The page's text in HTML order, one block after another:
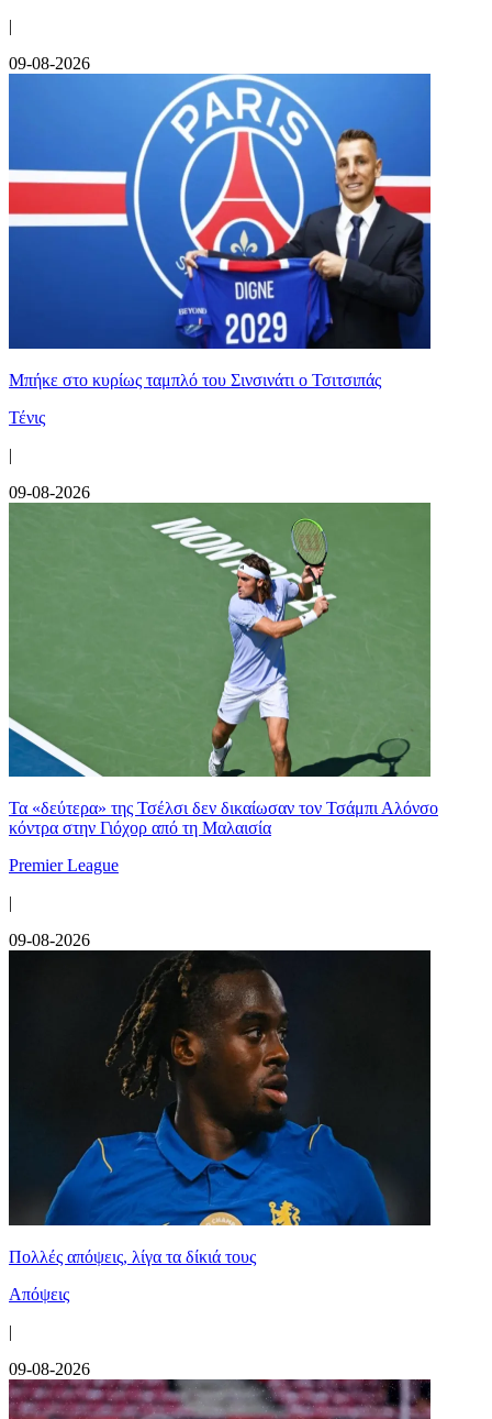
|
09-08-2026
Mπήκε στο κυρίως ταμπλό του Σινσινάτι ο Τσιτσιπάς
Τένις
|
09-08-2026
Τα «δεύτερα» της Τσέλσι δεν δικαίωσαν τον Τσάμπι Αλόνσο
κόντρα στην Γιόχορ από τη Μαλαισία
Premier League
|
09-08-2026
Πολλές απόψεις, λίγα τα δίκιά τους
Απόψεις
|
09-08-2026